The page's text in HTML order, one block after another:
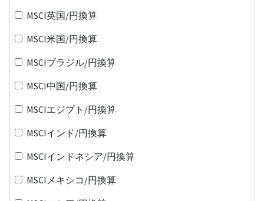
MSCI英国/円換算
MSCI米国/円換算
MSCIブラジル/円換算
MSCI中国/円換算
MSCIエジプト/円換算
MSCIインド/円換算
MSCIインドネシア/円換算
MSCIメキシコ/円換算